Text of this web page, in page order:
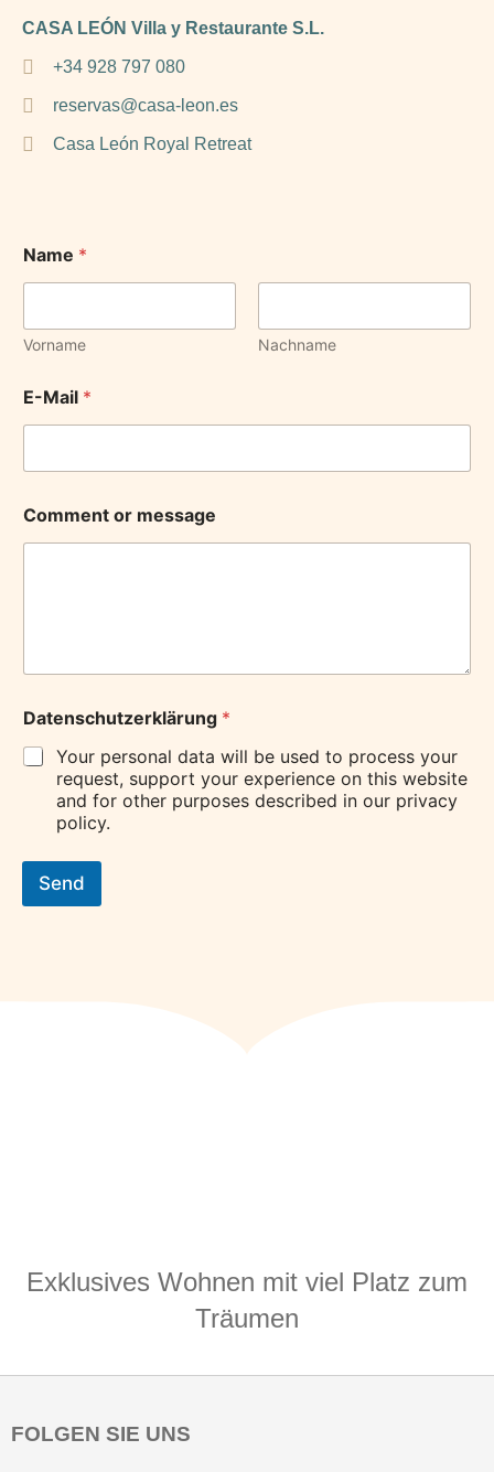
CASA LEÓN Villa y Restaurante S.L.
+34 928 797 080
reservas@casa-leon.es
Casa León Royal Retreat
Name *
Vorname Nachname
E-Mail *
Comment or message
Datenschutzerklärung *
Your personal data will be used to process your
request, support your experience on this website
and for other purposes described in our privacy
policy.
Send
Exklusives Wohnen mit viel Platz zum
Träumen
FOLGEN SIE UNS